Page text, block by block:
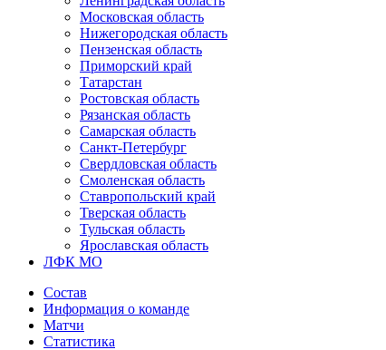
Московская область
Нижегородская область
Пензенская область
Приморский край
Татарстан
Ростовская область
Рязанская область
Самарская область
Санкт-Петербург
Свердловская область
Смоленская область
Ставропольский край
Тверская область
Тульская область
Ярославская область
ЛФК МО
Состав
Информация о команде
Матчи
Статистика